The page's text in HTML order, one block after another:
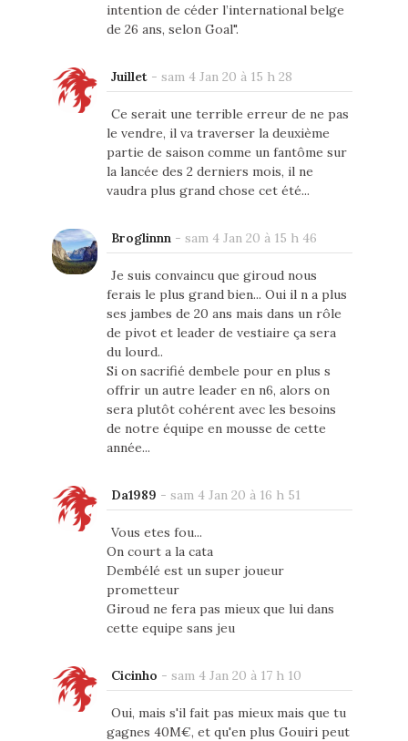
intention de céder l’international belge
de 26 ans, selon Goal".
Juillet- sam 4 Jan 20 à 15 h 28
Ce serait une terrible erreur de ne pas
le vendre, il va traverser la deuxième
partie de saison comme un fantôme sur
la lancée des 2 derniers mois, il ne
vaudra plus grand chose cet été...
Broglinnn - sam 4 Jan 20 à 15 h 46
Je suis convaincu que giroud nous
ferais le plus grand bien... Oui il n a plus
ses jambes de 20 ans mais dans un rôle
de pivot et leader de vestiaire ça sera
du lourd..
Si on sacrifié dembele pour en plus s
offrir un autre leader en n6, alors on
sera plutôt cohérent avec les besoins
de notre équipe en mousse de cette
année...
Da1989 - sam 4 Jan 20 à 16 h 51
Vous etes fou...
On court a la cata
Dembélé est un super joueur
prometteur
Giroud ne fera pas mieux que lui dans
cette equipe sans jeu
Cicinho - sam 4 Jan 20 à 17 h 10
Oui, mais s'il fait pas mieux mais que tu
gagnes 40M€, et qu'en plus Gouiri peut